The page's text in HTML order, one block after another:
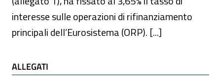
interesse sulle operazioni di rifinanziamento
principali dell’Eurosistema (ORP). [...]
ALLEGATI
ALLEGATI